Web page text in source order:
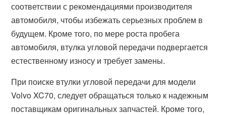
соответствии с рекомендациями производителя
автомобиля, чтобы избежать серьезных проблем в
будущем. Кроме того, по мере роста пробега
автомобиля, втулка угловой передачи подвергается
естественному износу и требует замены.
При поиске втулки угловой передачи для модели
Volvo XC70, следует обращаться только к надежным
поставщикам оригинальных запчастей. Кроме того,